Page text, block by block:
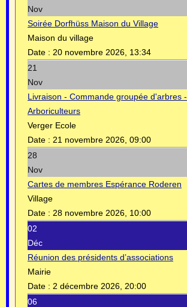
Nov
Soirée Dorfhüss Maison du Village
Maison du village
Date : 20 novembre 2026, 13:34
21
Nov
Livraison - Commande groupée d'arbres -
Arboriculteurs
Verger Ecole
Date : 21 novembre 2026, 09:00
28
Nov
Cartes de membres Espérance Roderen
Village
Date : 28 novembre 2026, 10:00
02
Déc
Réunion des présidents d’associations
Mairie
Date : 2 décembre 2026, 20:00
06